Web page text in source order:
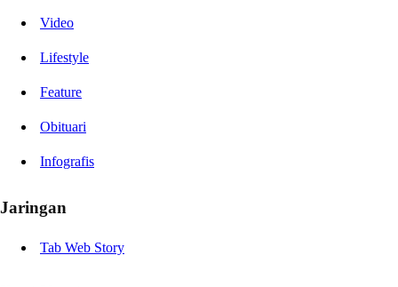
Video
Lifestyle
Feature
Obituari
Infografis
Jaringan
Tab Web Story